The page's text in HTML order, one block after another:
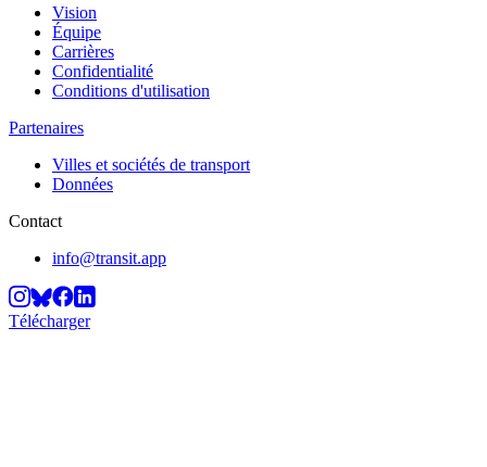
Vision
Équipe
Carrières
Confidentialité
Conditions d'utilisation
Partenaires
Villes et sociétés de transport
Données
Contact
info@transit.app
Télécharger